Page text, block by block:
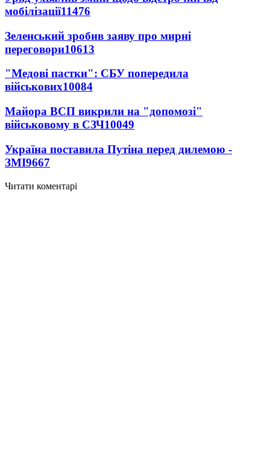
мобілізації11476
Зеленський зробив заяву про мирні
переговори10613
"Медові пастки": СБУ попередила
військових10084
Майора ВСП викрили на "допомозі"
військовому в СЗЧ10049
Україна поставила Путіна перед дилемою -
ЗМІ9667
Читати коментарі